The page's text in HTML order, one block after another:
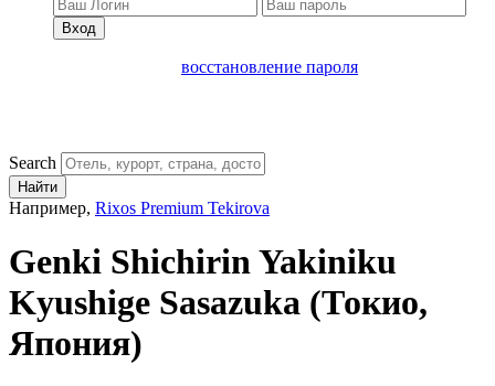
Вход
восстановление пароля
Search
Найти
Например, Rixos Premium Tekirova
Genki Shichirin Yakiniku
Kyushige Sasazuka (Токио,
Япония)